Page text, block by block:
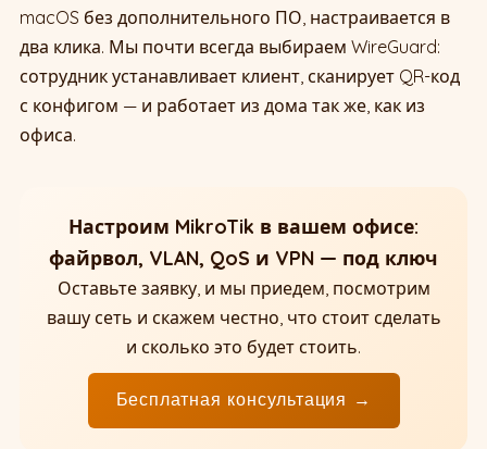
macOS без дополнительного ПО, настраивается в
два клика. Мы почти всегда выбираем WireGuard:
сотрудник устанавливает клиент, сканирует QR-код
с конфигом — и работает из дома так же, как из
офиса.
Настроим MikroTik в вашем офисе:
файрвол, VLAN, QoS и VPN — под ключ
Оставьте заявку, и мы приедем, посмотрим
вашу сеть и скажем честно, что стоит сделать
и сколько это будет стоить.
Бесплатная консультация →